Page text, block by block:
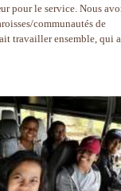
pour le service. Nous
communautés de
travailler ensemble, qui a